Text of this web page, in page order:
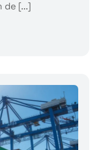
de [...]